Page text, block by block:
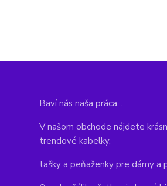
Baví nás naša práca...
V našom obchode nájdete
trendové kabelky,
tašky a peňaženky pre dámy a